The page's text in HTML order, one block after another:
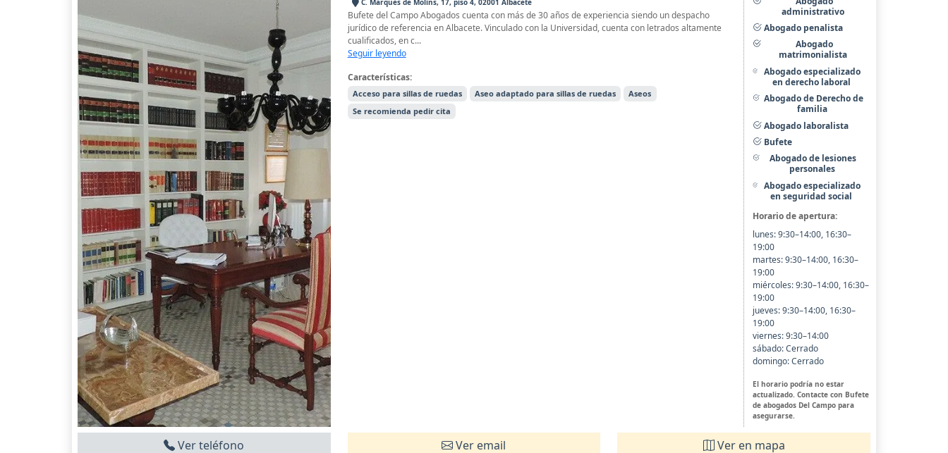
Bufete del Campo Abogados cuenta con más de 30 años de experiencia siendo un despacho
jurídico de referencia en Albacete. Vinculado con la Universidad, cuenta con letrados altamente
cualificados, en c...
Seguir leyendo
Características:
Acceso para sillas de ruedas Aseo adaptado para sillas de ruedas
Aseos
Se recomienda pedir cita
administrativo
Abogado penalista
Abogado
matrimonialista
Abogado especializado
en derecho laboral
Abogado de Derecho de
familia
Abogado laboralista
Bufete
Abogado de lesiones
personales
Abogado especializado
en seguridad social
Horario de apertura:
lunes: 9:30–14:00, 16:30–
19:00
martes: 9:30–14:00, 16:30–
19:00
miércoles: 9:30–14:00, 16:30–
19:00
jueves: 9:30–14:00, 16:30–
19:00
viernes: 9:30–14:00
sábado: Cerrado
domingo: Cerrado
El horario podría no estar
actualizado. Contacte con Bufete
de abogados Del Campo para
asegurarse.
Ver teléfono Ver email Ver en mapa